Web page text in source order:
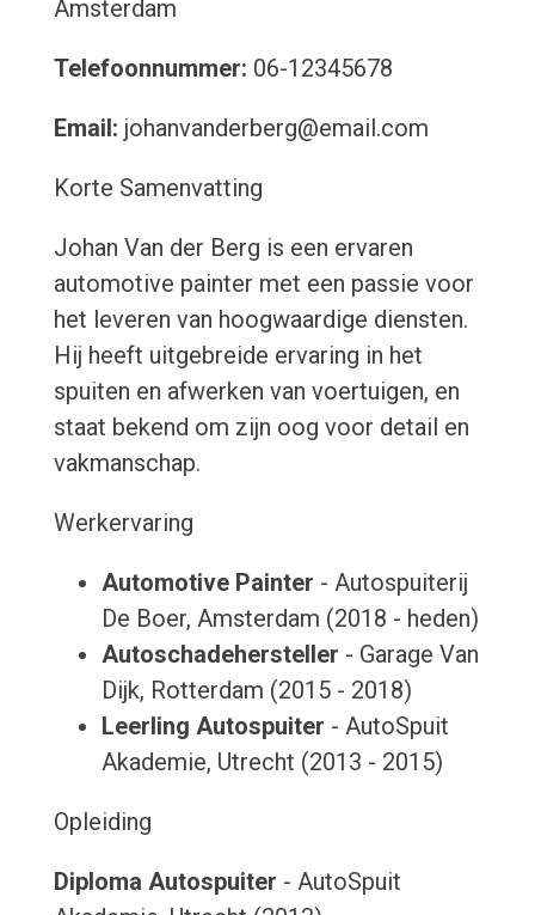
Amsterdam
Telefoonnummer: 06-12345678
Email: johanvanderberg@email.com
Korte Samenvatting
Johan Van der Berg is een ervaren
automotive painter met een passie voor
het leveren van hoogwaardige diensten.
Hij heeft uitgebreide ervaring in het
spuiten en afwerken van voertuigen, en
staat bekend om zijn oog voor detail en
vakmanschap.
Werkervaring
Automotive Painter - Autospuiterij
De Boer, Amsterdam (2018 - heden)
Autoschadehersteller - Garage Van
Dijk, Rotterdam (2015 - 2018)
Leerling Autospuiter - AutoSpuit
Akademie, Utrecht (2013 - 2015)
Opleiding
Diploma Autospuiter - AutoSpuit